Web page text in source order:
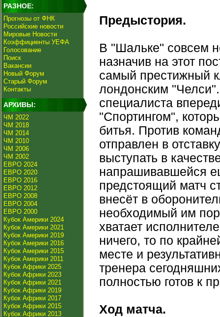
РАЗНОЕ:
Прогнозы от ФНК
Российские новости
Мировые Новости
Коэффициенты УЕФА
Голосование
Поиск
Вакансии
Новый Форум
Старый Форум
Контакты
АРХИВЫ:
ЧМ 2022
ЧМ 2018
ЧМ 2014
ЧМ 2010
ЧМ 2006
ЧМ 2002
ЕВРО 2024
ЕВРО 2020
ЕВРО 2016
ЕВРО 2012
ЕВРО 2008
ЕВРО 2004
ЕВРО 2000
Кубок Америки 2024
Кубок Америки 2021
Кубок Америки 2019
Кубок Америки 2016
Кубок Америки 2015
Кубок Америки 2011
Кубок Африки 2025
Кубок Африки 2023
Кубок Африки 2021
Кубок Африки 2019
Кубок Африки 2017
Кубок Африки 2015
Кубок Африки 2013
Предыстория.
В "Шальке" совсем
назначив на этот
самый престижный
лондонским
специалиста
"Спортингом",
битья. Против
отправлен в
выступать в
напрашивавшейся
предстоящий матч
внесёт в
необходимый им
хватает
ничего, то по
месте и
тренера
полностью готов к
Ход матча.